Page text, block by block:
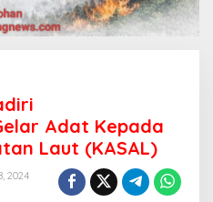
Adat Kepada
Laut (KASAL)
2024